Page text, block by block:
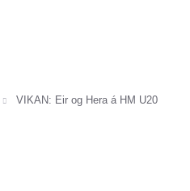
VIKAN: Eir og Hera á HM U20